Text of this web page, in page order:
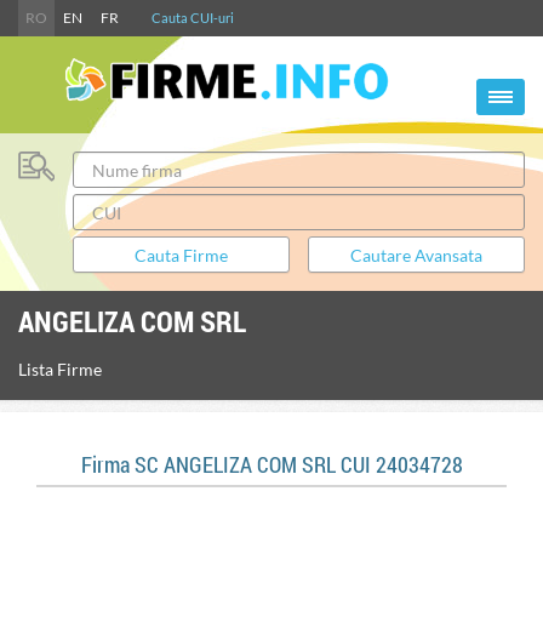
RO EN FR Cauta CUI-uri
ANGELIZA COM SRL
Lista Firme
Firma SC ANGELIZA COM SRL CUI 24034728